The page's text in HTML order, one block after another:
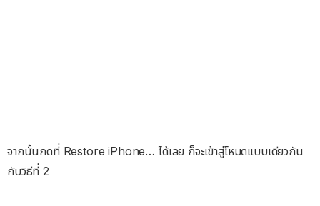
จากนั้นกดที่ Restore iPhone… ได้เลย ก็จะเข้าสู่โหมดแบบเดียวกัน
กับวิธีที่ 2